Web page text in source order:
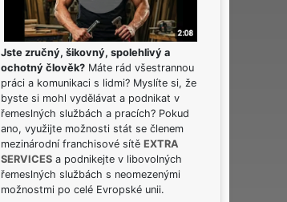
Jste zručný, šikovný, spolehlivý a
ochotný člověk? Máte rád všestrannou
práci a komunikaci s lidmi? Myslíte si, že
byste si mohl vydělávat a podnikat v
řemeslných službách a pracích? Pokud
ano, využijte možnosti stát se členem
mezinárodní franchisové sítě EXTRA
SERVICES a podnikejte v libovolných
řemeslných službách s neomezenými
možnostmi po celé Evropské unii.